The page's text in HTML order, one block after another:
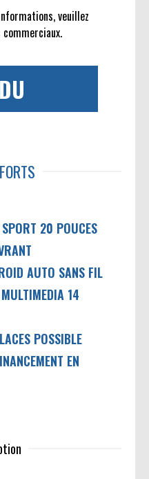
veuillez
20 POUCES
AUTO SANS FIL
14
POSSIBLE
EN